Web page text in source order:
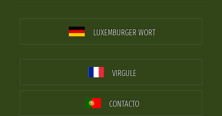
LUXEMBURGER WORT
VIRGULE
CONTACTO